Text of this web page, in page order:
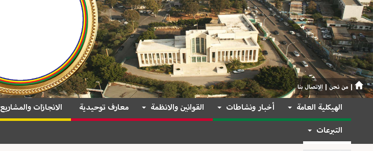
من نحن الاتصال بنا
الهيكلية العامة أخبار ونشاطات القوانين والانظمة معارف توحيدية الانجازات والمشاريع
التبرعات